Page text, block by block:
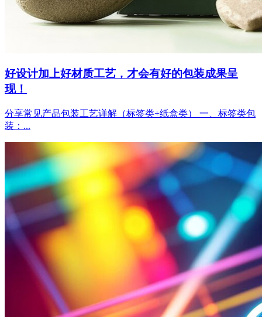
好设计加上好材质工艺，才会有好的包装成果呈
现！
分享常见产品包装工艺详解（标签类+纸盒类） 一、标签类包
装：...